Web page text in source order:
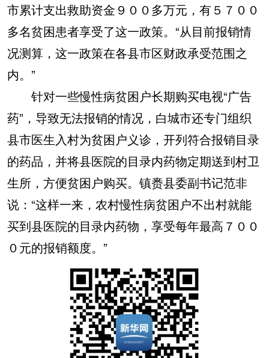
市累计支出救助资金９００多万元，有５７００
多名贫困患者享受了这一政策。“从目前报销情
况测算，这一政策在各县市区财政承受范围之
内。”
针对一些慢性病贫困户长期购买电视“广告
药”，导致无法报销的情况，白城市还专门组织
县市医生入村为贫困户义诊，开列符合报销目录
的药品，并将县医院的目录内药物定期送到村卫
生所，方便贫困户购买。镇赉县委副书记范非
说：“这样一来，农村慢性病贫困户不出村就能
买到县医院的目录内药物，享受每年最高７００
０元的报销额度。”